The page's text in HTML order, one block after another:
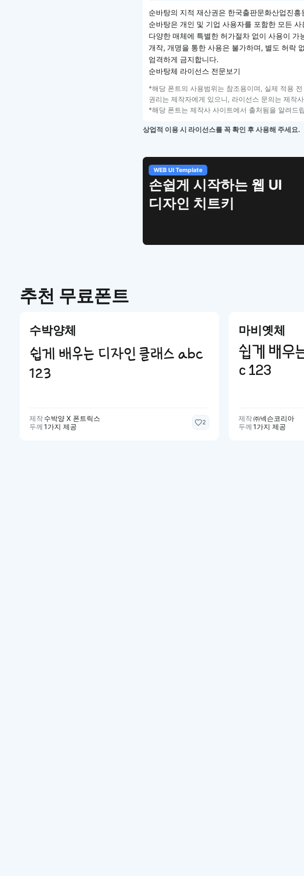
순바탕의 지적 재산권은 한국출판문화산업진흥
순바탕은 개인 및 기업 사용자를 포함한 모든
다양한 매체에 특별한 허가절차 없이 사용이
개작, 개명을 통한 사용은 불가하며, 별도 허락
엄격하게 금지합니다.
순바탕체 라이선스 전문보기
*해당 폰트의 사용범위는 참조용이며, 실제 적용
권리는 제작자에게 있으니, 라이선스 문의는 제작
*해당 폰트는 제작사 사이트에서 출처됨을 알려드
상업적 이용 시 라이선스를 꼭 확인 후 사용해 주세요.
WEB UI Template
손쉽게 시작하는 웹 UI
디자인 치트키
추천 무료폰트
수박양체
쉽게 배우는 디자인 클래스 abc
123
제작수박양 X 폰트릭스
두께 1가지 제공
2
마비옛체
쉽게 배우
c 123
제작㈜넥슨코리아
두께 1가지 제공